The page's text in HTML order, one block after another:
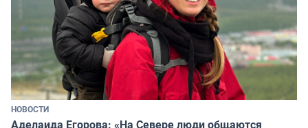
НОВОСТИ
Аделаида Егорова: «На Севере люди общаются